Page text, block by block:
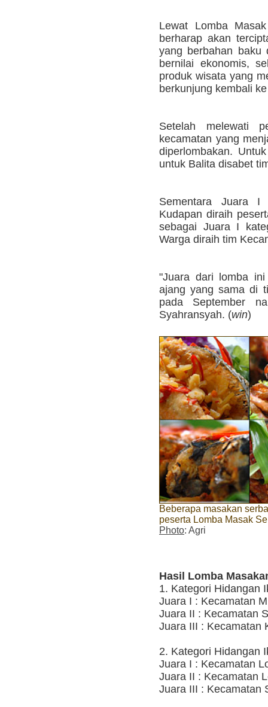
Lewat Lomba
berharap akan
yang berbahan baku
bernilai ekonomis,
produk wisata yang
berkunjung kembali
Setelah melewati
kecamatan yang
diperlombakan.
untuk Balita disabet
Sementara Juara I
Kudapan diraih
sebagai Juara I
Warga diraih tim
"Juara dari lomba
ajang yang sama di
pada September
Syahransyah. (win)
Beberapa masakan
peserta Lomba Masak
Photo: Agri
Hasil Lomba
1. Kategori Hidangan
Juara I : Kecamatan
Juara II : Kecamatan
Juara III : Kecamatan
2. Kategori Hidangan
Juara I : Kecamatan
Juara II : Kecamatan
Juara III : Kecamatan